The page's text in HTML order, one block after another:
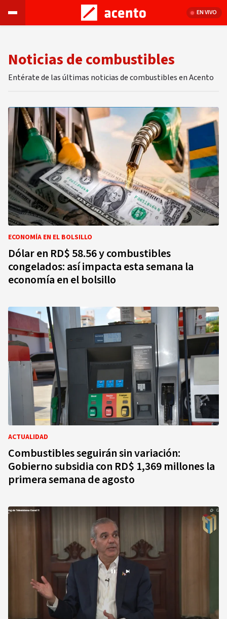
EN VIVO
Noticias de combustibles
Entérate de las últimas noticias de combustibles en Acento
ECONOMÍA EN EL BOLSILLO
Dólar en RD$ 58.56 y combustibles
congelados: así impacta esta semana la
economía en el bolsillo
ACTUALIDAD
Combustibles seguirán sin variación:
Gobierno subsidia con RD$ 1,369 millones la
primera semana de agosto